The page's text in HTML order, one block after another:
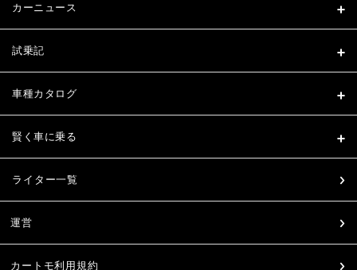
カーニュース
試乗記
車種カタログ
賢く車に乗る
ライター一覧
運営
カートモ利用規約